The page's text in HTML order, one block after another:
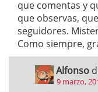
que comentas y
que observas,
seguidores.
Como siempre,
Alfonso
9 marzo,